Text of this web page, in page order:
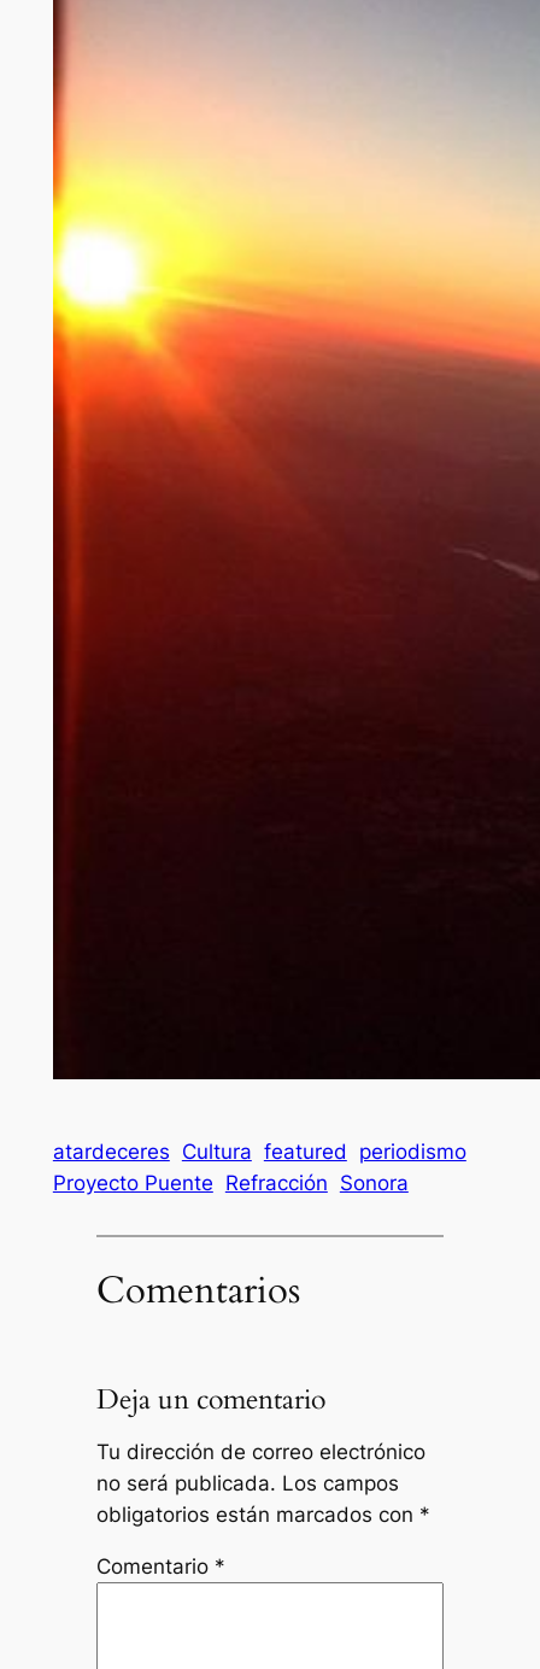
atardeceres Cultura featured
periodismo
Proyecto Puente Refracción Sonora
Comentarios
Deja un comentario
Tu dirección de correo electrónico
no será publicada. Los campos
obligatorios están marcados con *
Comentario *